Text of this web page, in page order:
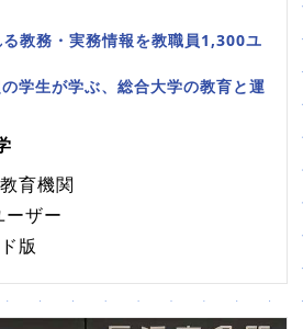
教務・実務情報を教職員1,300ユ
学生が学ぶ、総合大学の教育と運
育機関
ザー
版